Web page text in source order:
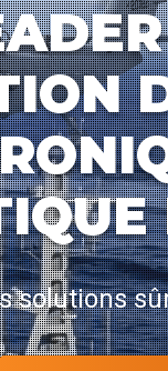
solutions